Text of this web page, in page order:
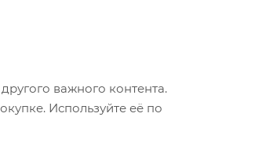
важного контента.
Используйте её по